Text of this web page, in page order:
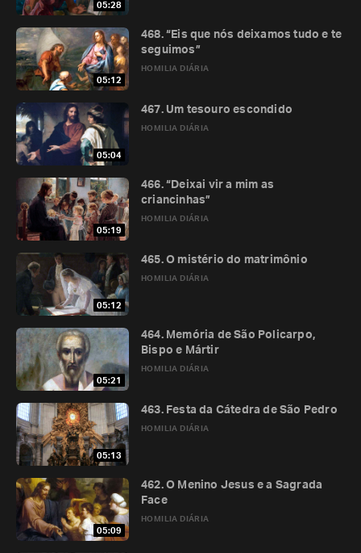
05:28
05:12
HOMILIA DIÁRIA
468. “Eis que nós deixamos tudo e te
seguimos”
05:04
HOMILIA DIÁRIA
467. Um tesouro escondido
05:19
HOMILIA DIÁRIA
466. “Deixai vir a mim as
criancinhas”
05:12
HOMILIA DIÁRIA
465. O mistério do matrimônio
05:21
HOMILIA DIÁRIA
464. Memória de São Policarpo,
Bispo e Mártir
05:13
HOMILIA DIÁRIA
463. Festa da Cátedra de São Pedro
05:09
HOMILIA DIÁRIA
462. O Menino Jesus e a Sagrada
Face